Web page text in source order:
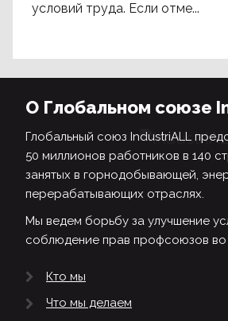
условий труда. Если отме...
О Глобальном союзе
Глобальный союз IndustriALL
50 миллионов работников в 140
занятых в горнодобывающей,
перерабатывающих отраслях.
Мы ведем борьбу за улучшение
соблюдение прав профсоюзов
Кто мы
Что мы делаем